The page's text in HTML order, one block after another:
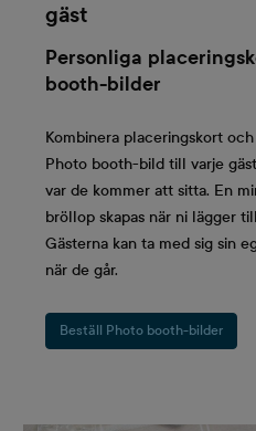
gäst
Personliga
booth-bilder
Kombinera placeringskort
Photo booth-bild till varje
var de kommer att sitta. En
bröllop skapas när ni lägger
Gästerna kan ta med sig sin
när de går.
Beställ Photo booth-bilder